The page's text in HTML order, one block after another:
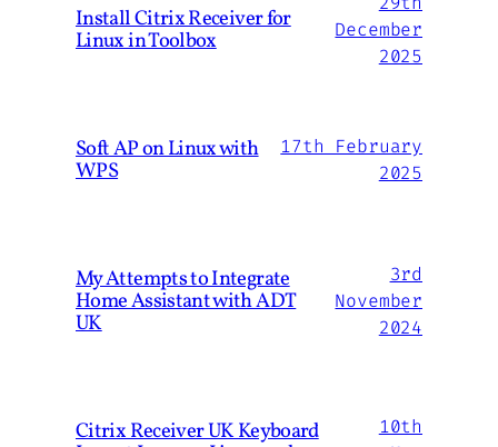
Install Citrix Receiver for
Linux in Toolbox
December
2025
Soft AP on Linux with
WPS
17th February
2025
My Attempts to Integrate
Home Assistant with ADT
UK
3rd
November
2024
Citrix Receiver UK Keyboard
10th